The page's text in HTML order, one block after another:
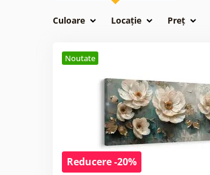
Culoare Locație Preț
Noutate
Reducere -20%